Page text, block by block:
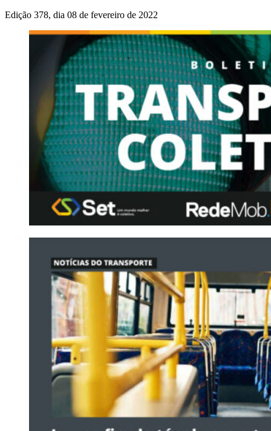
Edição 378, dia 08 de fevereiro de 2022